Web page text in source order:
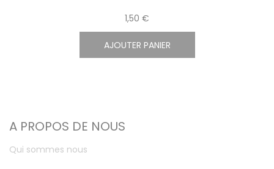
1,50 €
AJOUTER PANIER
A PROPOS DE NOUS
Qui sommes nous